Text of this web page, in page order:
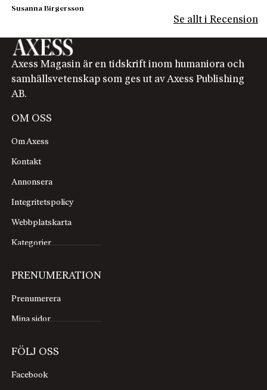
Susanna Birgersson
Se allt i Recension
Axess Magasin är en tidskrift inom humaniora och
samhällsvetenskap som ges ut av Axess Publishing
AB.
OM OSS
Om Axess
Kontakt
Annonsera
Integritetspolicy
Webbplatskarta
Kategorier
PRENUMERATION
Prenumerera
Mina sidor
FÖLJ OSS
Facebook